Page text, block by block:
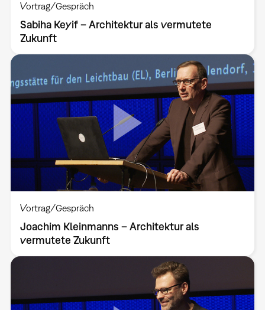
Vortrag/Gespräch
Sabiha Keyif – Architektur als vermutete
Zukunft
Vortrag/Gespräch
Joachim Kleinmanns – Architektur als
vermutete Zukunft